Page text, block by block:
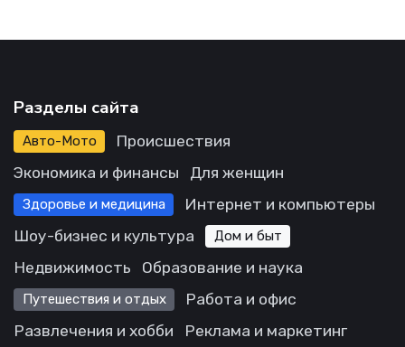
Разделы сайта
Авто-Мото
Происшествия
Экономика и финансы
Для женщин
Здоровье и медицина
Интернет и компьютеры
Шоу-бизнес и культура
Дом и быт
Недвижимость Образование и наука
Путешествия и отдых
Работа и офис
Развлечения и хобби
Реклама и маркетинг